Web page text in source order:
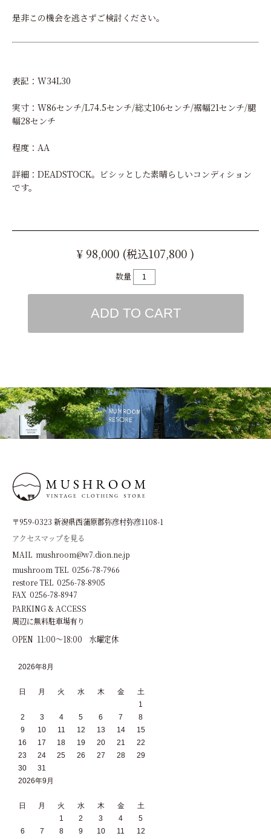
是非この機会を逃さずご検討ください。
表記：W34L30
実寸：W86センチ/L74.5センチ/総丈106センチ/裾幅21センチ/腿
幅28センチ
程度：AA
詳細：DEADSTOCK。ビシッとした素晴らしいコンディション
です。
¥ 98,000 (税込107,800 )
数量
ADD TO CART
〒959-0323 新潟県西蒲原郡弥彦村弥彦1108-1
アクセスマップを見る
MAIL mushroom@w7.dion.ne.jp
mushroom TEL 0256-78-7966
restore TEL 0256-78-8905
FAX 0256-78-8947
PARKING & ACCESS
周辺に無料駐車場有り
OPEN 11:00～18:00 水曜定休
2026年8月
日 月 火 水 木 金
土
1
2
3 4 5 6 7
8
9
10 11 12 13 14
15
16
17 18 19 20 21
22
23
24 25 26 27 28
29
30
31
2026年9月
日 月 火 水 木 金
土
1
2 3 4
5
6
7 8 9 10 11
12